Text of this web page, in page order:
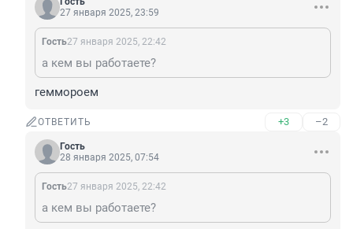
27 января 2025, 23:59
Гость27 января 2025, 22:42
а кем вы работаете?
геммороем
ОТВЕТИТЬ +3 –2
Гость
28 января 2025, 07:54
Гость27 января 2025, 22:42
а кем вы работаете?